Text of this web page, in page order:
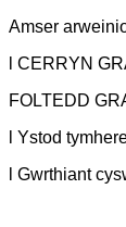
Amser
l CERRYN
FOLTEDD
l Ystod
l Gwrthiant